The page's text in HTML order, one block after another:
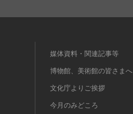
媒体資料・関連記事等
博物館、美術館の皆さまへ
文化庁よりご挨拶
今月のみどころ